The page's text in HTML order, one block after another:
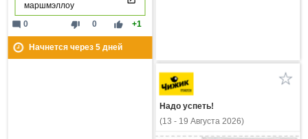
маршмэллоу
thumb_down 0 thumb_up +1
mode_comment 0
Начнется через 5дней
Надо успеть!
(13 - 19 Августа 2026)